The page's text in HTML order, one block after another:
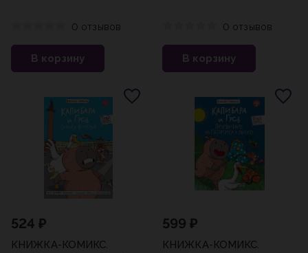
0 отзывов
В корзину
0 отзывов
В корзину
524 ₽
КНИЖКА-КОМИКС.
599 ₽
КНИЖКА-КОМИКС.